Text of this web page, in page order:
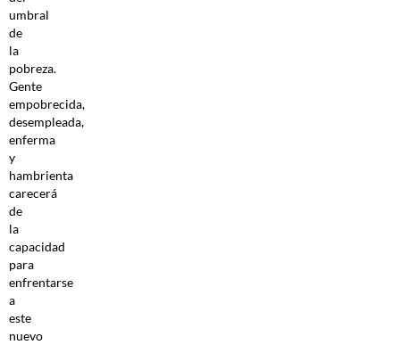
umbral
de
la
pobreza.
Gente
empobrecida,
desempleada,
enferma
y
hambrienta
carecerá
de
la
capacidad
para
enfrentarse
a
este
nuevo